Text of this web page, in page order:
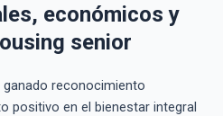
económicos y
senior
reconocimiento
positivo en el bienestar integral